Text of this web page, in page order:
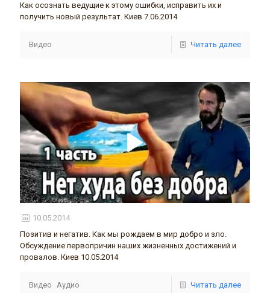
Как осознать ведущие к этому ошибки, исправить их и
получить новый результат. Киев 7.06.2014
Видео Читать далее
10.05.2014
Позитив и негатив. Как мы рождаем в мир добро и зло.
Обсуждение первопричин наших жизненных достижений и
провалов. Киев 10.05.2014
Видео Аудио Читать далее